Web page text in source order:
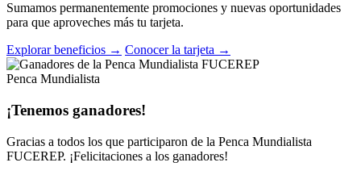
Sumamos permanentemente promociones y nuevas oportunidades
para que aproveches más tu tarjeta.
Explorar beneficios → Conocer la tarjeta →
Penca Mundialista
¡Tenemos ganadores!
Gracias a todos los que participaron de la Penca Mundialista
FUCEREP. ¡Felicitaciones a los ganadores!